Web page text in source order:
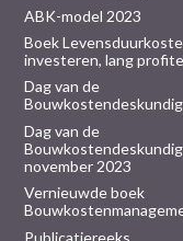
ABK-model 2023
Boek
investeren, lang
Dag van de
Dag van de
november 2023
Vernieuwde boek
Publicatiereeks